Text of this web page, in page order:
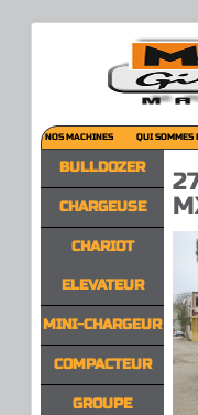
BULLDOZER
CHARGEUSE
CHARIOT
ELEVATEUR
MINI-CHARGEUR
COMPACTEUR
GROUPE
NOS MACHINES QUI SOMMES